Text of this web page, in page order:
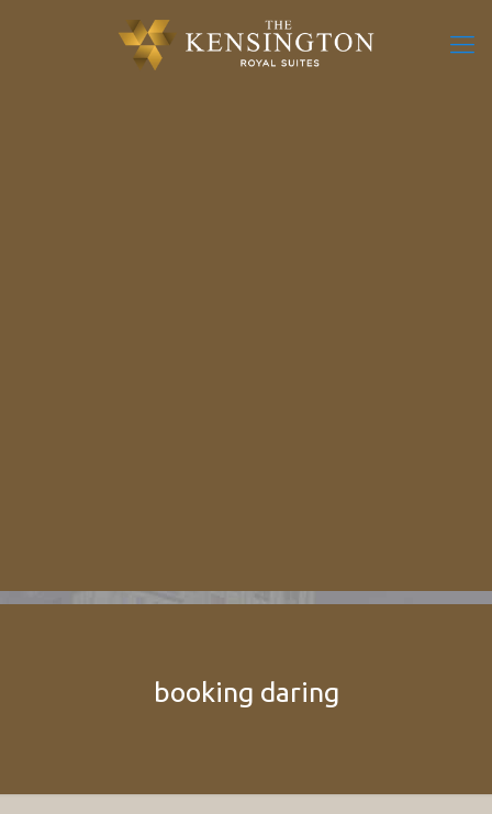
booking daring